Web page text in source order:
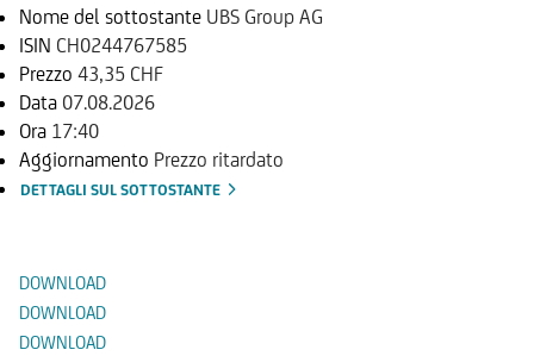
Nome del sottostante UBS Group AG
ISIN CH0244767585
Prezzo 43,35 CHF
Data 07.08.2026
Ora 17:40
Aggiornamento Prezzo ritardato
DETTAGLI SUL SOTTOSTANTE
DOWNLOAD
DOWNLOAD
DOWNLOAD